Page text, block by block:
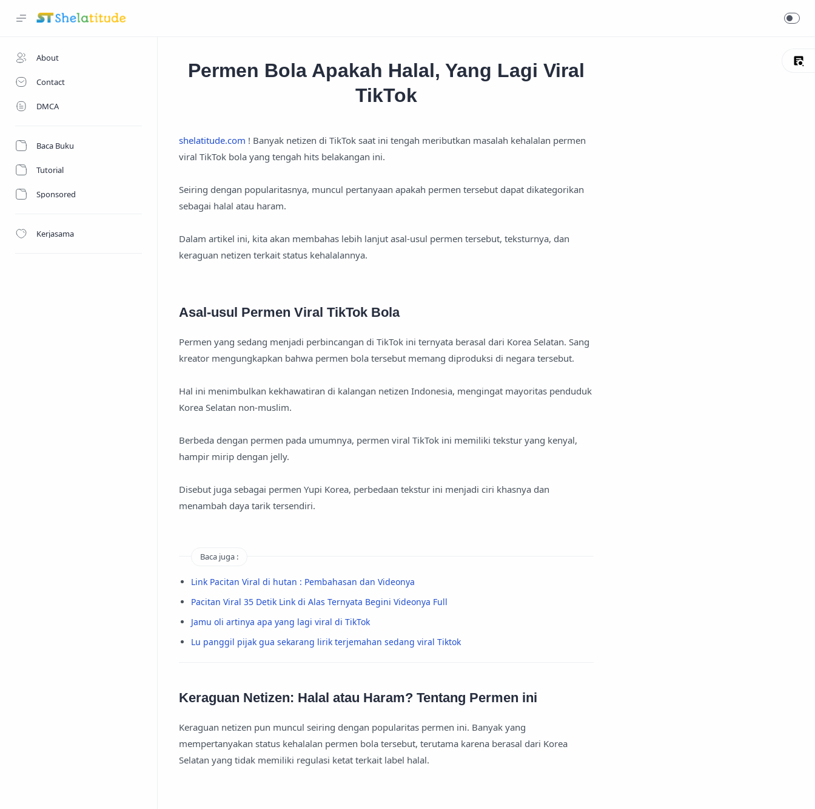
About
Contact
DMCA
Baca Buku
Tutorial
Sponsored
Kerjasama
Permen Bola Apakah Halal, Yang Lagi Viral
TikTok
shelatitude.com ! Banyak netizen di TikTok saat ini tengah meributkan masalah kehalalan permen
viral TikTok bola yang tengah hits belakangan ini.
Seiring dengan popularitasnya, muncul pertanyaan apakah permen tersebut dapat dikategorikan
sebagai halal atau haram.
Dalam artikel ini, kita akan membahas lebih lanjut asal-usul permen tersebut, teksturnya, dan
keraguan netizen terkait status kehalalannya.
Asal-usul Permen Viral TikTok Bola
Permen yang sedang menjadi perbincangan di TikTok ini ternyata berasal dari Korea Selatan. Sang
kreator mengungkapkan bahwa permen bola tersebut memang diproduksi di negara tersebut.
Hal ini menimbulkan kekhawatiran di kalangan netizen Indonesia, mengingat mayoritas penduduk
Korea Selatan non-muslim.
Berbeda dengan permen pada umumnya, permen viral TikTok ini memiliki tekstur yang kenyal,
hampir mirip dengan jelly.
Disebut juga sebagai permen Yupi Korea, perbedaan tekstur ini menjadi ciri khasnya dan
menambah daya tarik tersendiri.
Baca juga :
Link Pacitan Viral di hutan : Pembahasan dan Videonya
Pacitan Viral 35 Detik Link di Alas Ternyata Begini Videonya Full
Jamu oli artinya apa yang lagi viral di TikTok
Lu panggil pijak gua sekarang lirik terjemahan sedang viral Tiktok
Keraguan Netizen: Halal atau Haram? Tentang Permen ini
Keraguan netizen pun muncul seiring dengan popularitas permen ini. Banyak yang
mempertanyakan status kehalalan permen bola tersebut, terutama karena berasal dari Korea
Selatan yang tidak memiliki regulasi ketat terkait label halal.